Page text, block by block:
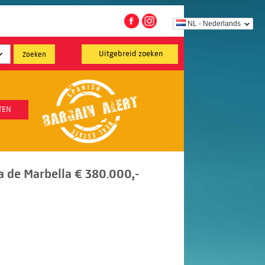
NL - Nederlands
Uitgebreid zoeken
de Marbella € 380.000,-